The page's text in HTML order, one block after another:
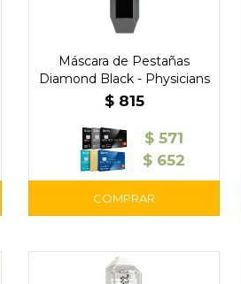
Máscara de Pestañas
Diamond Black - Physicians
$ 815
$ 571
$ 652